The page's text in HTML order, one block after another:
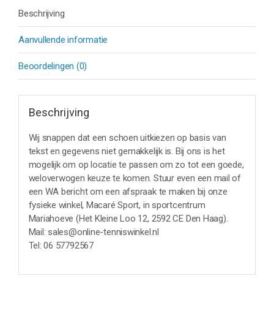
Beschrijving
Aanvullende informatie
Beoordelingen (0)
Beschrijving
Wij snappen dat een schoen uitkiezen op basis van
tekst en gegevens niet gemakkelijk is. Bij ons is het
mogelijk om op locatie te passen om zo tot een goede,
weloverwogen keuze te komen. Stuur even een mail of
een WA bericht om een afspraak te maken bij onze
fysieke winkel, Macaré Sport, in sportcentrum
Mariahoeve (Het Kleine Loo 12, 2592 CE Den Haag).
Mail: sales@online-tenniswinkel.nl
Tel: 06 57792567